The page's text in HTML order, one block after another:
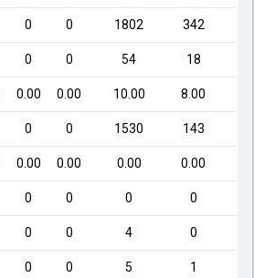
0 0 1802 342
0 0 54 18
0.00 0.00 10.00 8.00
0 0 1530 143
0.00 0.00 0.00 0.00
0 0 0 0
0 0 4 0
0 0 5 1